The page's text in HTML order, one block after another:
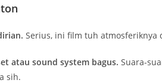
Serius, ini film tuh atmosferiknya
atau sound system bagus. Suara-
sih.